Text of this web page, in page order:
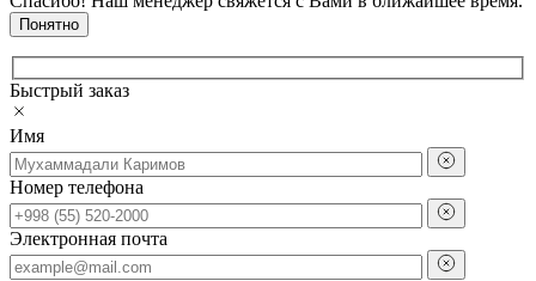
Понятно
Быстрый заказ
Имя
Номер телефона
Электронная почта